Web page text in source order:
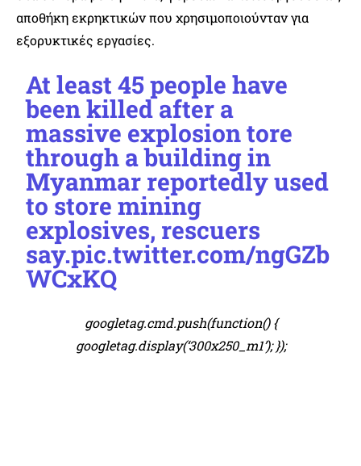
αποθήκη εκρηκτικών που χρησιμοποιούνταν για
εξορυκτικές εργασίες.
At least 45 people have
been killed after a
massive explosion tore
through a building in
Myanmar reportedly used
to store mining
explosives, rescuers
say.pic.twitter.com/ngGZb
WCxKQ
googletag.cmd.push(function() {
googletag.display(‘300x250_m1’); });